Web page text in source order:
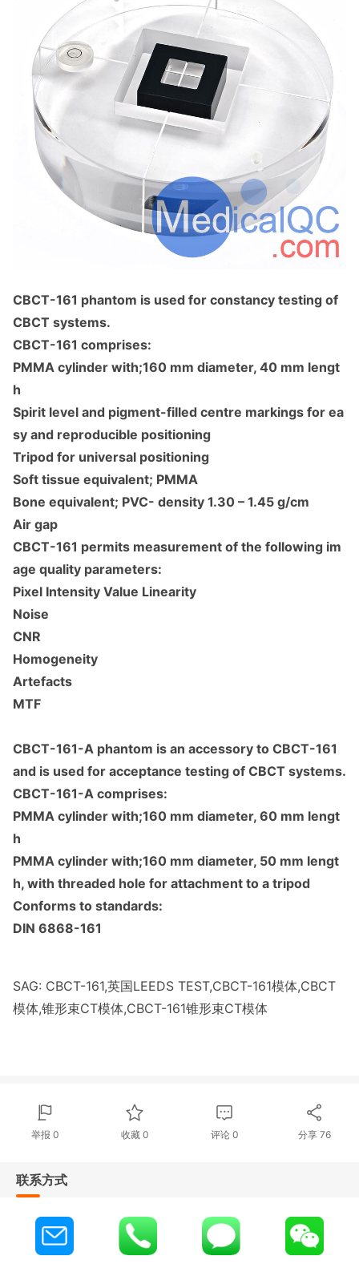
CBCT-161 phantom is used for constancy testing of
CBCT systems.
CBCT-161 comprises:
PMMA cylinder with;160 mm diameter, 40 mm lengt
h
Spirit level and pigment-filled centre markings for ea
sy and reproducible positioning
Tripod for universal positioning
Soft tissue equivalent; PMMA
Bone equivalent; PVC- density 1.30 – 1.45 g/cm
Air gap
CBCT-161 permits measurement of the following im
age quality parameters:
Pixel Intensity Value Linearity
Noise
CNR
Homogeneity
Artefacts
MTF
CBCT-161-A phantom is an accessory to CBCT-161
and is used for acceptance testing of CBCT systems.
CBCT-161-A comprises:
PMMA cylinder with;160 mm diameter, 60 mm lengt
h
PMMA cylinder with;160 mm diameter, 50 mm lengt
h, with threaded hole for attachment to a tripod
Conforms to standards:
DIN 6868-161
SAG: CBCT-161,英国LEEDS TEST,CBCT-161模体,CBCT
模体,锥形束CT模体,CBCT-161锥形束CT模体
举报 0 收藏 0 评论 0 分享 76
联系方式